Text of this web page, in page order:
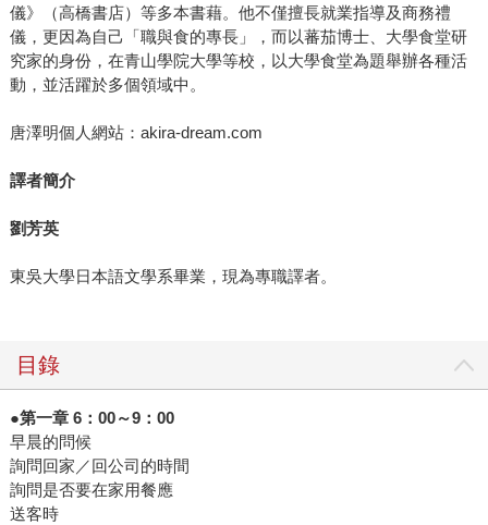
儀》（高橋書店）等多本書藉。他不僅擅長就業指導及商務禮
儀，更因為自己「職與食的專長」，而以蕃茄博士、大學食堂研
究家的身份，在青山學院大學等校，以大學食堂為題舉辦各種活
動，並活躍於多個領域中。
唐澤明個人網站：akira-dream.com
譯者簡介
劉芳英
東吳大學日本語文學系畢業，現為專職譯者。
目錄
●第一章 6：00～9：00
早晨的問候
詢問回家／回公司的時間
詢問是否要在家用餐應
送客時